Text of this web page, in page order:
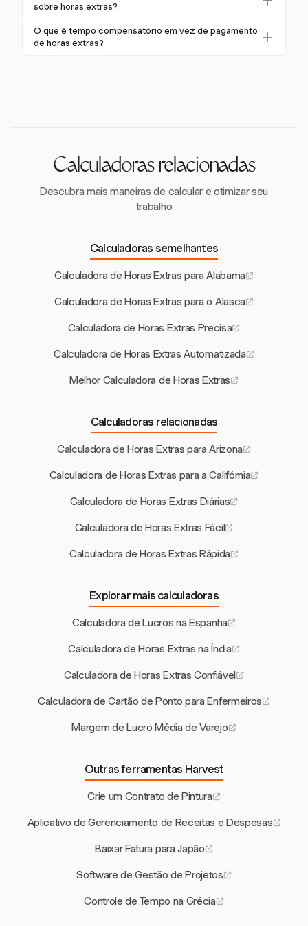
conforme definido pela lei.
para calcular horas extras. A partir de janeiro de 2026,
horas extras será de $20,60 por hora.
sobre horas extras?
Os empregadores em Michigan devem manter
registros precisos das horas trabalhadas e salários
O que é tempo compensatório em vez de pagamento
de horas extras?
Calculadoras relacionadas
Descubra mais maneiras de calcular e otimizar seu
trabalho
Calculadoras semelhantes
Calculadora de Horas Extras para Alabama
Calculadora de Horas Extras para o Alasca
Calculadora de Horas Extras Precisa
Calculadora de Horas Extras Automatizada
Melhor Calculadora de Horas Extras
Calculadoras relacionadas
Calculadora de Horas Extras para Arizona
Calculadora de Horas Extras para a Califórnia
Calculadora de Horas Extras Diárias
Calculadora de Horas Extras Fácil
Calculadora de Horas Extras Rápida
Explorar mais calculadoras
Calculadora de Lucros na Espanha
Calculadora de Horas Extras na Índia
Calculadora de Horas Extras Confiável
Calculadora de Cartão de Ponto para Enfermeiros
Margem de Lucro Média de Varejo
Outras ferramentas Harvest
Crie um Contrato de Pintura
Aplicativo de Gerenciamento de Receitas e Despesas
Baixar Fatura para Japão
Software de Gestão de Projetos
Controle de Tempo na Grécia